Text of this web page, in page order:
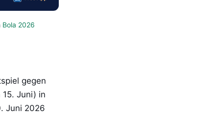
Bola 2026
gegen
Juni) in
Juni 2026